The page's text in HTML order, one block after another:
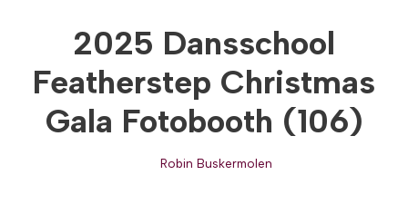
2025 Dansschool
Featherstep Christmas
Gala Fotobooth (106)
Robin Buskermolen